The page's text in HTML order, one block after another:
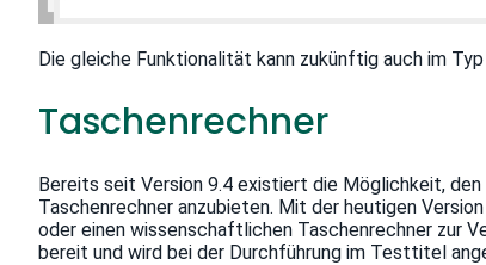
Die gleiche Funktionalität kann zukünftig auch im
Taschenrechner
Bereits seit Version 9.4 existiert die Möglichkeit,
Taschenrechner anzubieten. Mit der heutigen
oder einen wissenschaftlichen Taschenrechner zur
bereit und wird bei der Durchführung im Testtitel